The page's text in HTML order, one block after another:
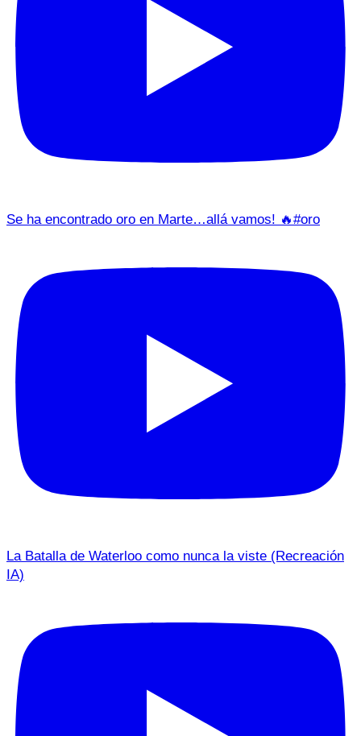
Se ha encontrado oro en Marte…allá vamos! 🔥#oro
La Batalla de Waterloo como nunca la viste (Recreación
IA)